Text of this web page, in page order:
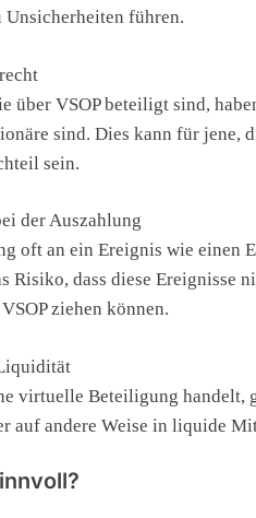
führen.
über VSOP beteiligt sind,
sind. Dies kann für jene,
sein.
der Auszahlung
oft an ein Ereignis wie einen
Risiko, dass diese Ereignisse
ziehen können.
virtuelle Beteiligung
auf andere Weise in liquide